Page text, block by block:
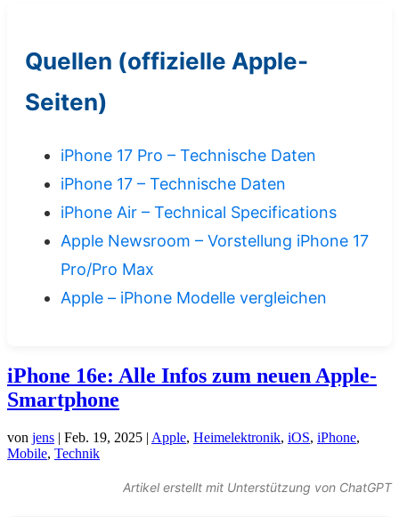
Quellen (offizielle Apple-
Seiten)
iPhone 17 Pro – Technische Daten
iPhone 17 – Technische Daten
iPhone Air – Technical Specifications
Apple Newsroom – Vorstellung iPhone 17
Pro/Pro Max
Apple – iPhone Modelle vergleichen
iPhone 16e: Alle Infos zum neuen Apple-
Smartphone
von jens | Feb. 19, 2025 | Apple, Heimelektronik, iOS, iPhone,
Mobile, Technik
Artikel erstellt mit Unterstützung von ChatGPT